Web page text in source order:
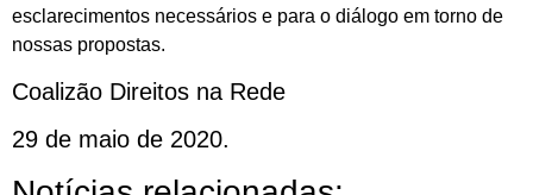
esclarecimentos necessários e para o diálogo em torno de
nossas propostas.
Coalizão Direitos na Rede
29 de maio de 2020.